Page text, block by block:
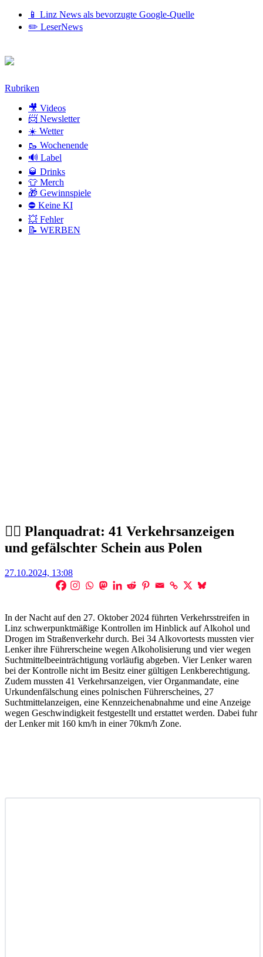
📱 Linz News als bevorzugte Google-Quelle
✏️ LeserNews
Zum
Rubriken
🎥 Videos
📨 Newsletter
☀️ Wetter
🥾 Wochenende
🔊 Label
🥃 Drinks
👕 Merch
🎁 Gewinnspiele
⛔ Keine KI
💥 Fehler
📝 WERBEN
👮‍♀️ Planquadrat: 41 Verkehrsanzeigen
und gefälschter Schein aus Polen
Posted
27.10.2024, 13:08
In der Nacht auf den 27. Oktober 2024 führten Verkehrsstreifen in
Linz schwerpunktmäßige Kontrollen im Hinblick auf Alkohol und
Drogen im Straßenverkehr durch. Bei 34 Alkovortests mussten vier
Lenker ihre Führerscheine wegen Alkoholisierung und vier wegen
Suchtmittelbeeinträchtigung vorläufig abgeben. Vier Lenker waren
bei der Kontrolle nicht im Besitz einer gültigen Lenkberechtigung.
Zudem mussten 41 Verkehrsanzeigen, vier Organmandate, eine
Urkundenfälschung eines polnischen Führerscheines, 27
Suchtmittelanzeigen, eine Kennzeichenabnahme und eine Anzeige
wegen Geschwindigkeit festgestellt und erstattet werden. Dabei fuhr
der Lenker mit 160 km/h in einer 70km/h Zone.